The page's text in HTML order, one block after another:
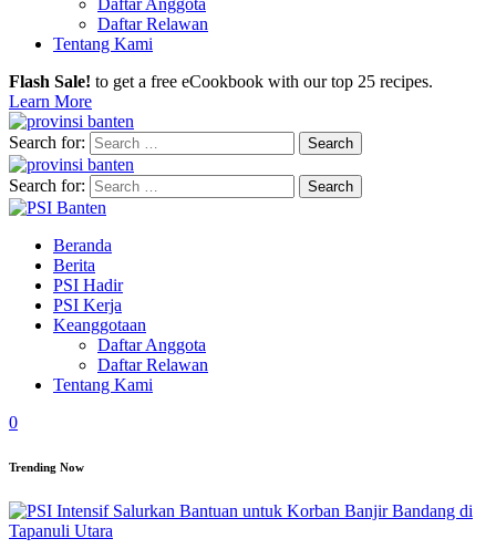
Daftar Anggota
Daftar Relawan
Tentang Kami
Flash Sale! to get a free eCookbook with our top 25 recipes.
Learn More
Search for:
Search for:
Beranda
Berita
PSI Hadir
PSI Kerja
Keanggotaan
Daftar Anggota
Daftar Relawan
Tentang Kami
0
Trending Now